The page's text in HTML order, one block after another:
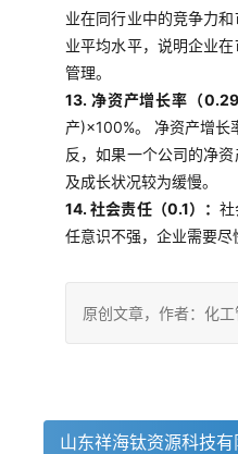
业在同行业中的竞争力
业平均水平，说明企业
管理。
13. 净资产增长率（
产)×100%。 净资产增长
反，如果一个公司的净
及成长状况较为缓慢。
14. 社会责任（0.1）：
任意识不强，企业需要
原创文章，作者：化
山东祥海钛资源科技有